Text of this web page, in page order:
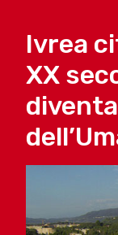
Ivrea
XX